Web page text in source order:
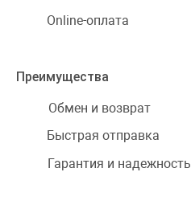
Online-оплата
Преимущества
Обмен и возврат
Быстрая отправка
Гарантия и надежность